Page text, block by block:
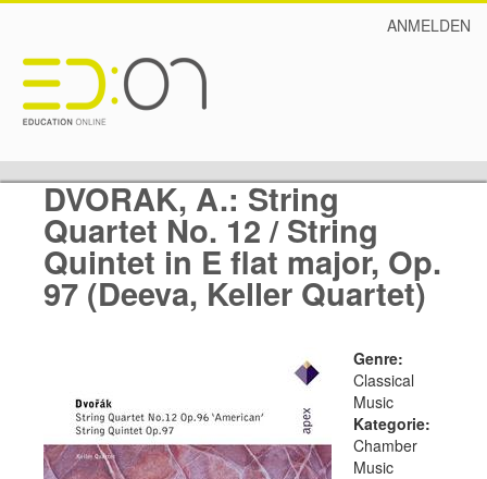
ANMELDEN
DVORAK, A.: String
Quartet No. 12 / String
Quintet in E flat major, Op.
97 (Deeva, Keller Quartet)
Genre:
Classical
Music
Kategorie:
Chamber
Music